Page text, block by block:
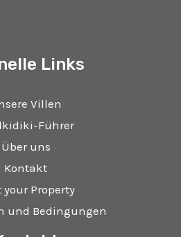
Links
Villen
Führer
Über uns
Kontakt
your Property
und Bedingungen